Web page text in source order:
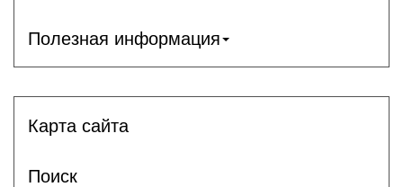
Полезная информация
Карта сайта
Поиск